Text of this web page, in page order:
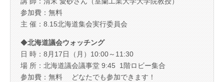
参加費：無料
主 催：8.15北海道集会実行委員会
◆北海道議会ウォッチング
日 時：8月17日（月）10:00～11:30
場 所：北海道議会議事堂 9:45 1階ロビー集合
参加費：無料 どなたでも参加できます！